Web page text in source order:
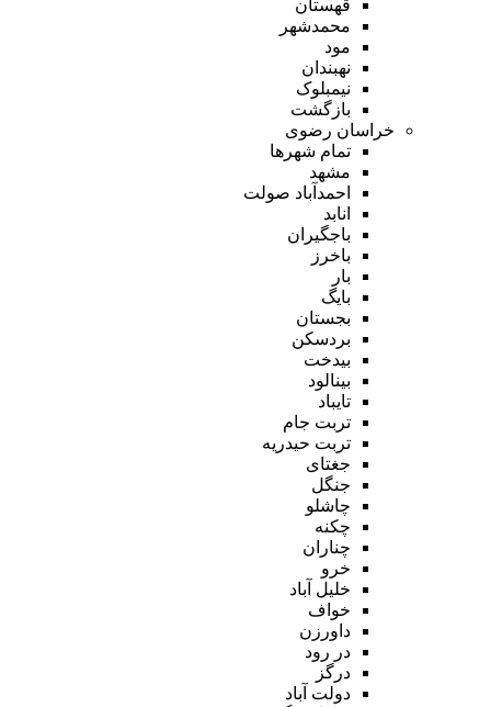
قهستان
محمدشهر
مود
نهبندان
نیمبلوک
بازگشت
خراسان رضوی
تمام شهر‌ها
مشهد
احمدآباد صولت
انابد
باجگیران
باخرز
بار
بایگ
بجستان
بردسکن
بیدخت
بینالود
تایباد
تربت جام
تربت حیدریه
جغتای
جنگل
چاشلو
چکنه
چناران
خرو
خلیل آباد
خواف
داورزن
در رود
درگز
دولت آباد